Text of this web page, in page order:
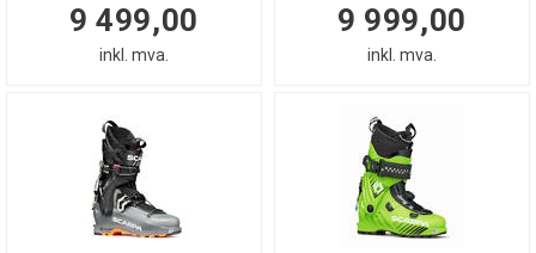
9 499,00
inkl. mva.
9 999,00
inkl. mva.